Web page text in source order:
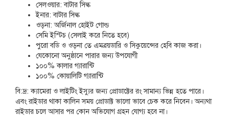
সেলওয়ার: বাটার সিল্ক
ইনার: বাটার সিল্ক
ওড়না: অর্জিনাল হোইট গোল্ড
সেমি ইস্টিচ (সেলাই করে নিতে হবে)
পুরো বডি ও ওড়না তে এমব্রয়ডারি ও সিকুয়েন্সের হেবি কাজ করা।
যেকোনো অনুষ্ঠানে পারার জন্য উপযোগী
১০০% কালার গ্যারান্টি
১০০% কোয়ালিটি গ্যারান্টি
বি:দ্র: ক্যামেরা ও লাইটিং ইস্যুর জন্য প্রোডাক্টের রং সামান্য ভিন্ন হতে পারে।
এবং রাইডার থাকা কালিন সময় প্রোডাক্ট ভালো ভাবে চেক করে নিবেন। অন্যথা
রাইডার চলে আসার পর কোন অভিযোগ গ্রহন যোগ্য হবে না।